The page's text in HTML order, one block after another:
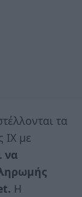
τα
ΙΧ με
να
Η